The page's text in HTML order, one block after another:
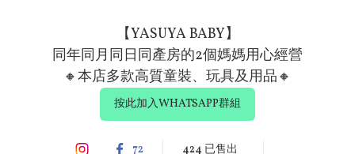
【YASUYA BABY】
同年同月同日同產房的2個媽媽用心經營
🔸️本店多款高質童裝、玩具及用品🔸️
按此加入WHATSAPP群組
72 424 已售出